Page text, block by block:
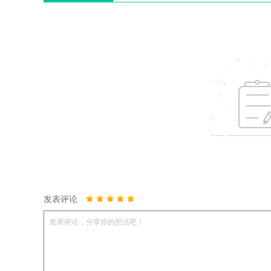
发表评论
发表评论，分享你的想法吧！